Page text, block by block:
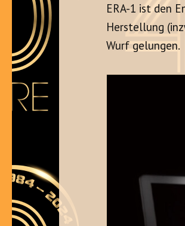
ERA-1 ist den
Herstellung
Wurf gelungen.